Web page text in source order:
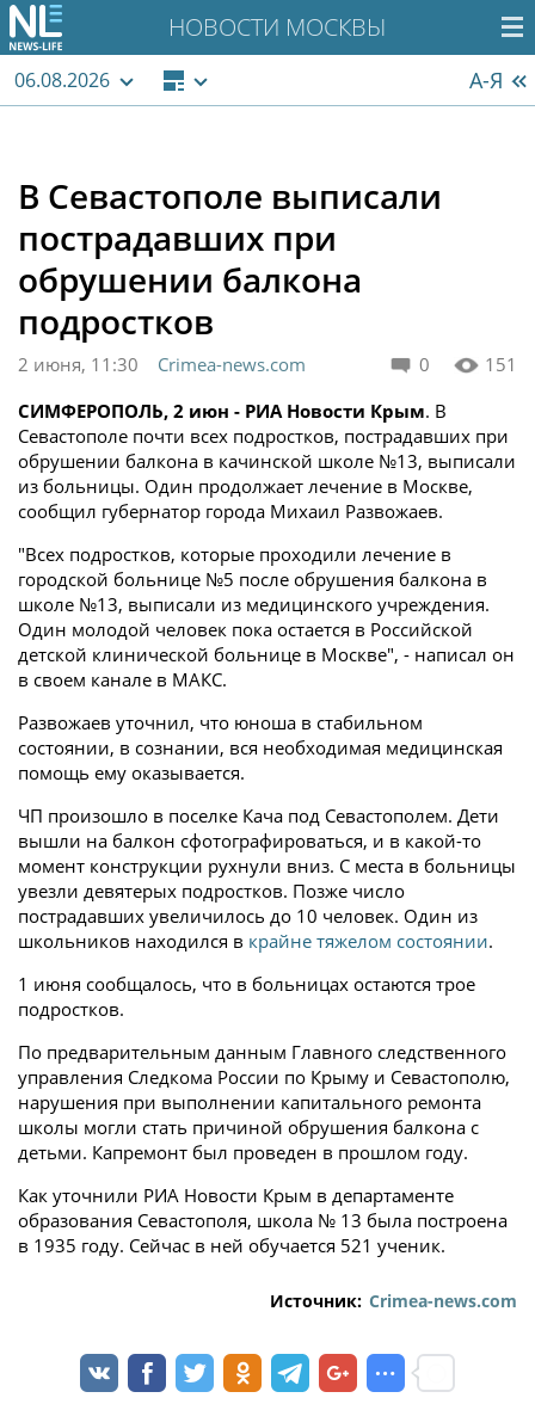
НОВОСТИ МОСКВЫ
06.08.2026 А-Я
В Севастополе выписали
пострадавших при
обрушении балкона
подростков
0 151
2 июня, 11:30
Crimea-news.com
СИМФЕРОПОЛЬ, 2 июн - РИА Новости Крым. В
Севастополе почти всех подростков, пострадавших при
обрушении балкона в качинской школе №13, выписали
из больницы. Один продолжает лечение в Москве,
сообщил губернатор города Михаил Развожаев.
"Всех подростков, которые проходили лечение в
городской больнице №5 после обрушения балкона в
школе №13, выписали из медицинского учреждения.
Один молодой человек пока остается в Российской
детской клинической больнице в Москве", - написал он
в своем канале в МАКС.
Развожаев уточнил, что юноша в стабильном
состоянии, в сознании, вся необходимая медицинская
помощь ему оказывается.
ЧП произошло в поселке Кача под Севастополем. Дети
вышли на балкон сфотографироваться, и в какой-то
момент конструкции рухнули вниз. С места в больницы
увезли девятерых подростков. Позже число
пострадавших увеличилось до 10 человек. Один из
школьников находился в крайне тяжелом состоянии.
1 июня сообщалось, что в больницах остаются трое
подростков.
По предварительным данным Главного следственного
управления Следкома России по Крыму и Севастополю,
нарушения при выполнении капитального ремонта
школы могли стать причиной обрушения балкона с
детьми. Капремонт был проведен в прошлом году.
Как уточнили РИА Новости Крым в департаменте
образования Севастополя, школа № 13 была построена
в 1935 году. Сейчас в ней обучается 521 ученик.
Источник: Crimea-news.com